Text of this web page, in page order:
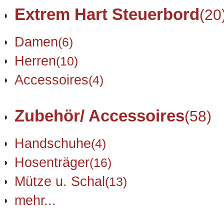
Extrem Hart Steuerbord
Damen(6)
Herren(10)
Accessoires(4)
Zubehör/ Accessoires(58)
Handschuhe(4)
Hosenträger(16)
Mütze u. Schal(13)
mehr...